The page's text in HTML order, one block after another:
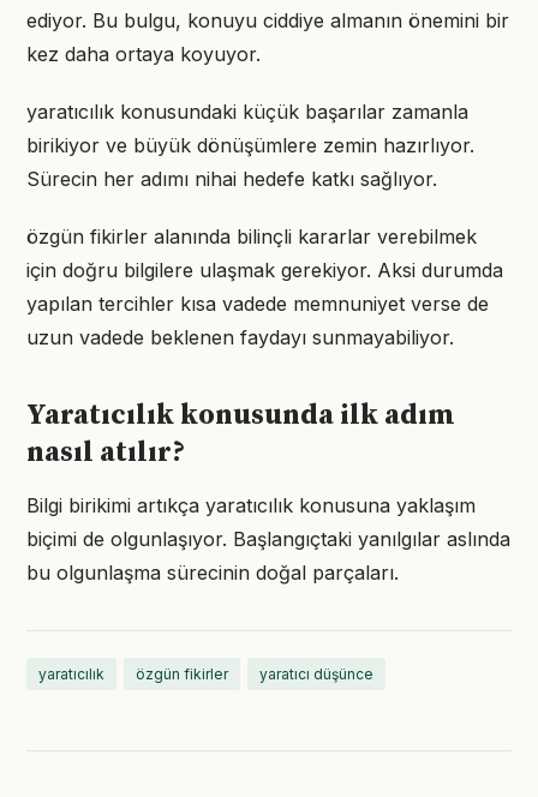
ediyor. Bu bulgu, konuyu ciddiye almanın önemini bir
kez daha ortaya koyuyor.
yaratıcılık konusundaki küçük başarılar zamanla
birikiyor ve büyük dönüşümlere zemin hazırlıyor.
Sürecin her adımı nihai hedefe katkı sağlıyor.
özgün fikirler alanında bilinçli kararlar verebilmek
için doğru bilgilere ulaşmak gerekiyor. Aksi durumda
yapılan tercihler kısa vadede memnuniyet verse de
uzun vadede beklenen faydayı sunmayabiliyor.
Yaratıcılık konusunda ilk adım
nasıl atılır?
Bilgi birikimi artıkça yaratıcılık konusuna yaklaşım
biçimi de olgunlaşıyor. Başlangıçtaki yanılgılar aslında
bu olgunlaşma sürecinin doğal parçaları.
yaratıcılık özgün fikirler yaratıcı düşünce